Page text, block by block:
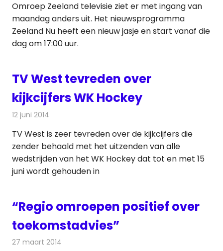
Omroep Zeeland televisie ziet er met ingang van
maandag anders uit. Het nieuwsprogramma
Zeeland Nu heeft een nieuw jasje en start vanaf die
dag om 17:00 uur.
TV West tevreden over
kijkcijfers WK Hockey
12 juni 2014
TV West is zeer tevreden over de kijkcijfers die
zender behaald met het uitzenden van alle
wedstrijden van het WK Hockey dat tot en met 15
juni wordt gehouden in
“Regio omroepen positief over
toekomstadvies”
27 maart 2014